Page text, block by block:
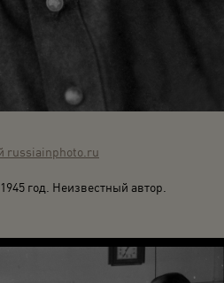
russiainphoto.ru
год. Неизвестный автор.